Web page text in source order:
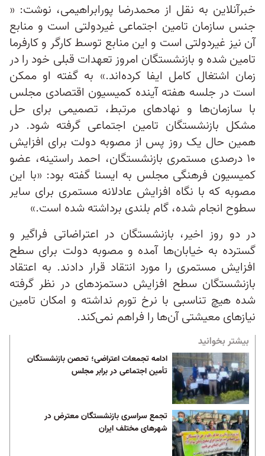
خبرآنلاین به نقل از محمدرضا پورابراهیمی، نوشت: «
جنس سازمان تامین اجتماعی غیردولتی است و منابع
آن نیز غیردولتی است و این منابع توسط کارگر و کارفرما
تامین شده و بازنشستگان امروز تعهدات قبلی خود را در
زمان اشتغال کامل ایفا کرده‌اند.» به گفته او ممکن
است در جلسه هفته آینده کمیسیون اقتصادی مجلس
با سازمان‌ها و نهادهای مرتبط، تصمیمی برای حل
مشکل بازنشستگان تامین اجتماعی گرفته شود. در
همین حال یک روز پس از مصوبه دولت برای افزایش
۱۰ درصدی مستمری بازنشستگان، احمد راستینه، عضو
کمیسیون فرهنگی مجلس به ایسنا گفته بود: «با این
مصوبه که با نگاه افزایش عادلانه مستمری برای سایر
سطوح انجام شده، گام بلندی برداشته شده است.»
در دو روز اخیر، بازنشستگان در اعتراضاتی فراگیر و
گسترده به خیابان‌ها آمده و مصوبه دولت برای سطح
افزایش مستمری را مورد انتقاد قرار دادند. به اعتقاد
بازنشستگان سطح افزایش دستمزدهای در نظر گرفته
شده هیچ تناسبی با نرخ تورم نداشته و امکان تامین
نیازهای معیشتی آن‌ها را فراهم نمی‌کند.
بیشتر بخوانید
ادامه تجمعات اعتراضی؛ تحصن بازنشستگان
تأمین اجتماعی در برابر مجلس
تجمع سراسری بازنشستگان معترض در
شهرهای مختلف ایران